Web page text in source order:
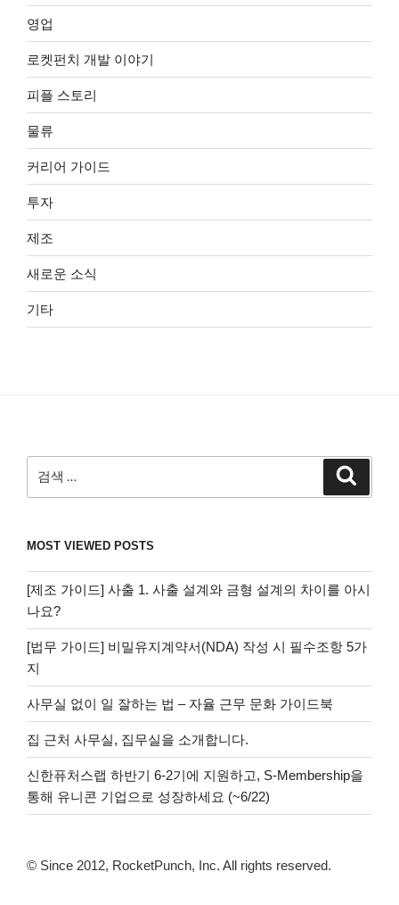
영업
로켓펀치 개발 이야기
피플 스토리
물류
커리어 가이드
투자
제조
새로운 소식
기타
색:
MOST VIEWED POSTS
[제조 가이드] 사출 1. 사출 설계와 금형 설계의 차이를 아시
나요?
[법무 가이드] 비밀유지계약서(NDA) 작성 시 필수조항 5가
지
사무실 없이 일 잘하는 법 – 자율 근무 문화 가이드북
집 근처 사무실, 집무실을 소개합니다.
신한퓨처스랩 하반기 6-2기에 지원하고, S-Membership을
통해 유니콘 기업으로 성장하세요 (~6/22)
© Since 2012, RocketPunch, Inc. All rights reserved.